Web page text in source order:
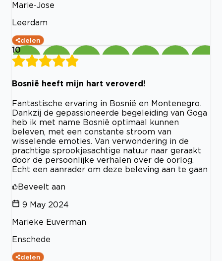
Marie-Jose
Leerdam
delen
10
Bosnië heeft mijn hart veroverd!
Fantastische ervaring in Bosnië en Montenegro.
Dankzij de gepassioneerde begeleiding van Goga
heb ik met name Bosnië optimaal kunnen
beleven, met een constante stroom van
wisselende emoties. Van verwondering in de
prachtige sprookjesachtige natuur naar geraakt
door de persoonlijke verhalen over de oorlog.
Echt een aanrader om deze beleving aan te gaan
Beveelt aan
9 May 2024
Marieke Euverman
Enschede
delen